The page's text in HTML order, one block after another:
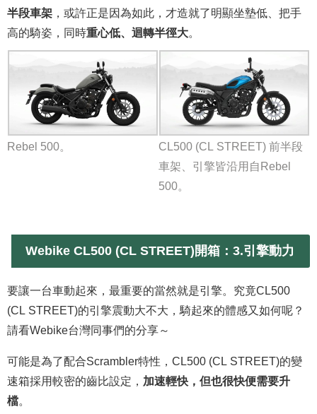
半段車架 ，或許正是因為如此，才造就了明顯坐墊低、把手
高的騎姿，同時重心低、迴轉半徑大。
Rebel 500。
CL500 (CL STREET) 前半段
車架、引擎皆沿用自Rebel
500。
Webike CL500 (CL STREET)開箱：3.引擎動力
要讓一台車動起來，最重要的當然就是引擎。究竟CL500
(CL STREET)的引擎震動大不大，騎起來的體感又如何呢？
請看Webike台灣同事們的分享～
可能是為了配合Scrambler特性，CL500 (CL STREET)的變
速箱採用較密的齒比設定， 加速輕快，但也很快便需要升
檔。